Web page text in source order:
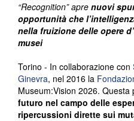
“Recognition” apre nuovi
opportunità che
nella fruizione delle opere
musei
Torino - In collaborazione con
Ginevra, nel 2016 la
Museum:Vision 2026. Questa
futuro nel campo delle
ripercussioni dirette sui